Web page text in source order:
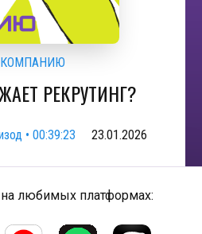
РЕКРУТИНГ?
• 00:39:23 23.01.2026
любимых платформах: